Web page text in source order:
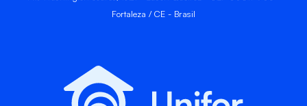
Fortaleza / CE - Brasil